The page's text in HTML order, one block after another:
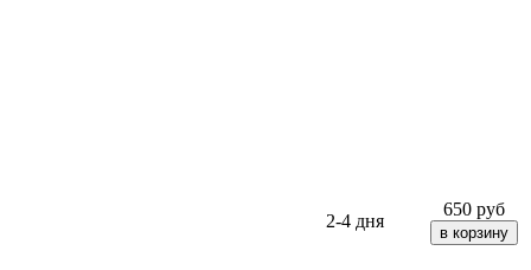
2-4 дня
650 руб